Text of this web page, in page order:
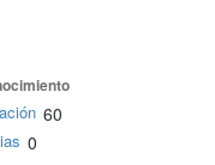
60
0